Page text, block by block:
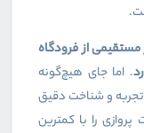
مستقیمی از فرودگاه
. اما جای هیچ‌گونه
۳۰ سال تجربه و شناخت دقیق
را با کمترین